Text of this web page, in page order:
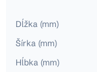
Dĺžka (mm)
Šírka (mm)
Hĺbka (mm)